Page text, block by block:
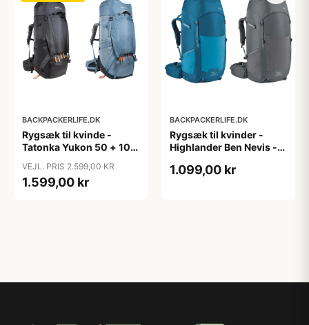
BACKPACKERLIFE.DK
Rygsæk til kvinde -
Tatonka Yukon 50 + 10
VEJL. PRIS 2.599,00 KR
1.599,00 kr
BACKPACKERLIFE.DK
Rygsæk til kvinder -
Highlander Ben Nevis -
1.099,00 kr